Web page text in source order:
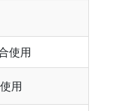
使用
用